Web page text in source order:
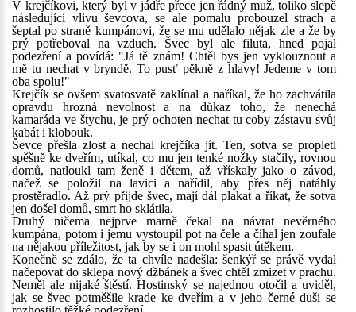
V krejčíkovi, který byl v jádře přece jen řádný muž, toliko slepě
následující vlivu ševcova, se ale pomalu probouzel strach a
šeptal po straně kumpánovi, že se mu udělalo nějak zle a že by
prý potřeboval na vzduch. Švec byl ale filuta, hned pojal
podezření a povídá: "Já tě znám! Chtěl bys jen vyklouznout a
mě tu nechat v bryndě. To pusť pěkně z hlavy! Jedeme v tom
oba spolu!"
Krejčík se ovšem svatosvatě zaklínal a naříkal, že ho zachvátila
opravdu hrozná nevolnost a na důkaz toho, že nenechá
kamaráda ve štychu, je prý ochoten nechat tu coby zástavu svůj
kabát i klobouk.
Ševce přešla zlost a nechal krejčíka jít. Ten, sotva se propletl
spěšně ke dveřím, utíkal, co mu jen tenké nožky stačily, rovnou
domů, natloukl tam ženě i dětem, až vřískaly jako o závod,
načež se položil na lavici a nařídil, aby přes něj natáhly
prostěradlo. Až prý přijde švec, mají dál plakat a říkat, že sotva
jen došel domů, smrt ho sklátila.
Druhý ničema nejprve marně čekal na návrat nevěrného
kumpána, potom i jemu vystoupil pot na čele a číhal jen zoufale
na nějakou příležitost, jak by se i on mohl spasit útěkem.
Konečně se zdálo, že ta chvíle nadešla: šenkýř se právě vydal
načepovat do sklepa nový džbánek a švec chtěl zmizet v prachu.
Neměl ale nijaké štěstí. Hostinský se najednou otočil a uviděl,
jak se švec potměšile krade ke dveřím a v jeho černé duši se